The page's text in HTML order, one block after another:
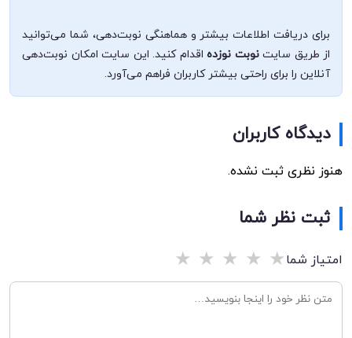
برای دریافت اطلاعات بیشتر و هماهنگی نوبت‌دهی، شما می‌توانید
از طریق سایتنوبت نوزده اقدام کنید. این سایت امکان نوبت‌دهی
آنلاین را برای راحتی بیشتر کاربران فراهم می‌آورد.
دیدگاه کاربران
هنوز نظری ثبت نشده.
ثبت نظر شما
امتیاز شما★
★
★
★
★